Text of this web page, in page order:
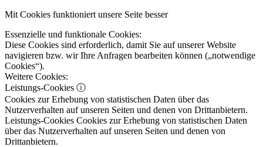
Mit Cookies funktioniert unsere Seite besser
Essenzielle und funktionale Cookies:
Diese Cookies sind erforderlich, damit Sie auf unserer Website
navigieren bzw. wir Ihre Anfragen bearbeiten können („notwendige
Cookies“).
Weitere Cookies:
Leistungs-Cookies ⓘ
Cookies zur Erhebung von statistischen Daten über das
Nutzerverhalten auf unseren Seiten und denen von Drittanbietern.
Leistungs-Cookies Cookies zur Erhebung von statistischen Daten
über das Nutzerverhalten auf unseren Seiten und denen von
Drittanbietern.